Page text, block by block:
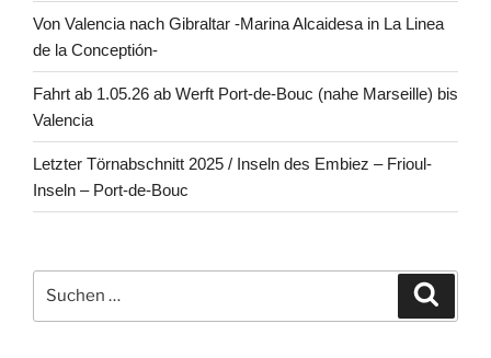
Von Valencia nach Gibraltar -Marina Alcaidesa in La Linea
de la Conceptión-
Fahrt ab 1.05.26 ab Werft Port-de-Bouc (nahe Marseille) bis
Valencia
Letzter Törnabschnitt 2025 / Inseln des Embiez – Frioul-
Inseln – Port-de-Bouc
nach: